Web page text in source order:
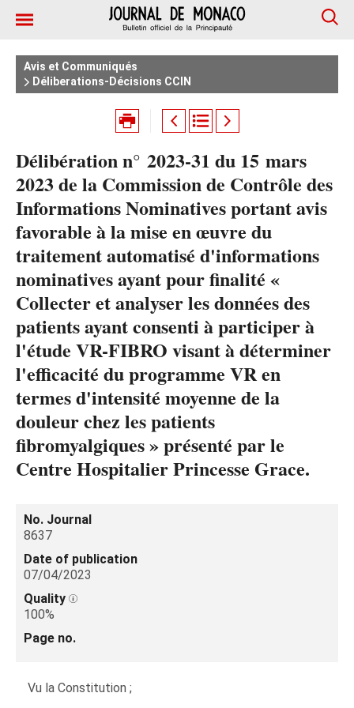
Avis et Communiqués
Déliberations-Décisions CCIN
Délibération n° 2023-31 du 15 mars
2023 de la Commission de Contrôle des
Informations Nominatives portant avis
favorable à la mise en œuvre du
traitement automatisé d'informations
nominatives ayant pour finalité «
Collecter et analyser les données des
patients ayant consenti à participer à
l'étude VR-FIBRO visant à déterminer
l'efficacité du programme VR en
termes d'intensité moyenne de la
douleur chez les patients
fibromyalgiques » présenté par le
Centre Hospitalier Princesse Grace.
No. Journal
8637
Date of publication
07/04/2023
Quality
100%
Page no.
Vu la Constitution ;